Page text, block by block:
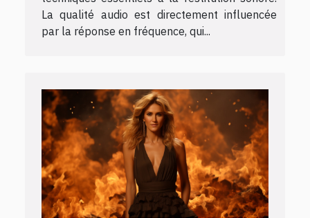
La qualité audio est directement influencée
par la réponse en fréquence, qui...